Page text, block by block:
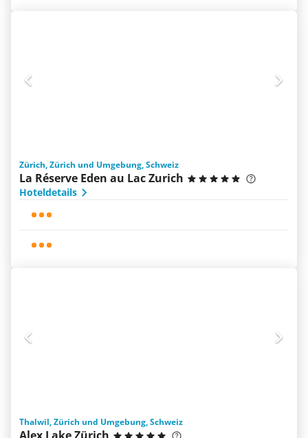
Zürich, Zürich und Umgebung, Schweiz
La Réserve Eden au Lac Zurich
Hoteldetails
Thalwil, Zürich und Umgebung, Schweiz